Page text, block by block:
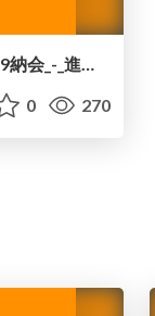
20191226_JAWS-UG鹿児島2019納会_-_進行.pdf
0 270